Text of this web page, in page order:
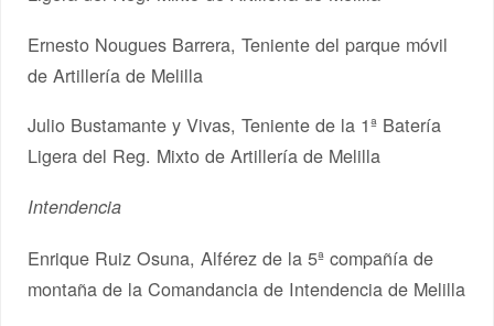
Ernesto Nougues Barrera, Teniente del parque móvil
de Artillería de Melilla
Julio Bustamante y Vivas, Teniente de la 1ª Batería
Ligera del Reg. Mixto de Artillería de Melilla
Intendencia
Enrique Ruiz Osuna, Alférez de la 5ª compañía de
montaña de la Comandancia de Intendencia de Melilla